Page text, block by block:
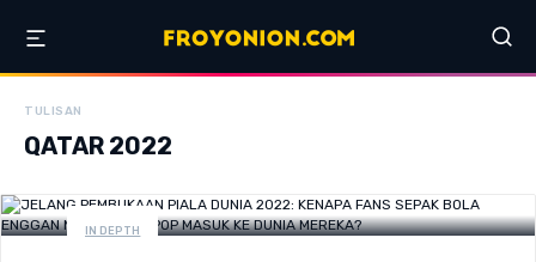
TULISAN
QATAR 2022
IN DEPTH